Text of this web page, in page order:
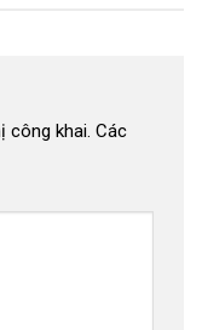
công khai. Các